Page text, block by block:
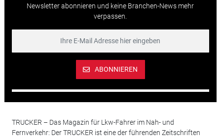
Newsletter abonnieren und keine Branchen-News mehr
verpassen.
ABONNIEREN
TRUCKER – Das Magazin für Lkw-Fahrer im Nah- und
Fernverkehr: Der TRUCKER ist eine der führenden Zeitschriften